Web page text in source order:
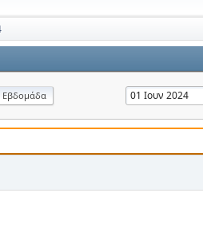
Εβδομάδα